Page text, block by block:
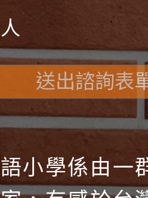
送出諮詢表
小學係由一